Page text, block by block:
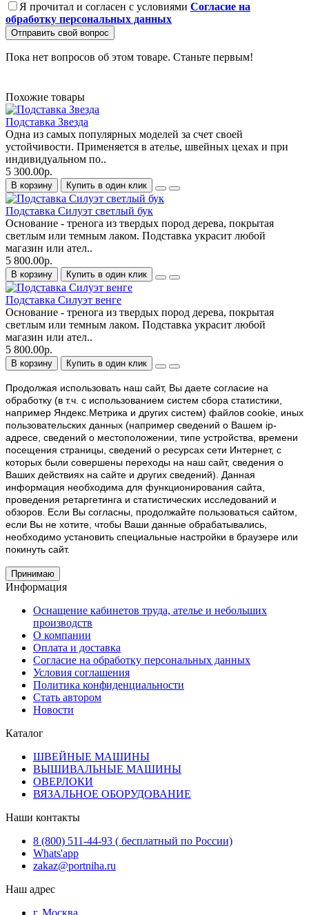
Я прочитал и согласен с условиями Согласие на
обработку персональных данных
Отправить свой вопрос
Пока нет вопросов об этом товаре. Станьте первым!
Похожие товары
Подставка Звезда
Одна из самых популярных моделей за счет своей
устойчивости. Применяется в ателье, швейных цехах и при
индивидуальном по..
5 300.00р.
В корзину Купить в один клик
Подставка Силуэт светлый бук
Основание - тренога из твердых пород дерева, покрытая
светлым или темным лаком. Подставка украсит любой
магазин или ател..
5 800.00р.
В корзину Купить в один клик
Подставка Силуэт венге
Основание - тренога из твердых пород дерева, покрытая
светлым или темным лаком. Подставка украсит любой
магазин или ател..
5 800.00р.
В корзину Купить в один клик
Продолжая использовать наш cайт, Вы даете согласие на
обработку (в т.ч. с использованием систем сбора статистики,
например Яндекс.Метрика и других систем) файлов cookie, иных
пользовательских данных (например сведений о Вашем ip-
адресе, сведений о местоположении, типе устройства, времени
посещения страницы, сведений о ресурсах сети Интернет, с
которых были совершены переходы на наш сайт, сведения о
Ваших действиях на сайте и других сведений). Данная
информация необходима для функционирования сайта,
проведения ретаргетинга и статистических исследований и
обзоров. Если Вы согласны, продолжайте пользоваться сайтом,
если Вы не хотите, чтобы Ваши данные обрабатывались,
необходимо установить специальные настройки в браузере или
покинуть сайт.
Принимаю
Информация
Оснащение кабинетов труда, ателье и небольших
производств
О компании
Оплата и доставка
Согласие на обработку персональных данных
Условия соглашения
Политика конфиденциальности
Стать автором
Новости
Каталог
ШВЕЙНЫЕ МАШИНЫ
ВЫШИВАЛЬНЫЕ МАШИНЫ
ОВЕРЛОКИ
ВЯЗАЛЬНОЕ ОБОРУДОВАНИЕ
Наши контакты
8 (800) 511-44-93 ( бесплатный по России)
Whats'app
zakaz@portniha.ru
Наш адрес